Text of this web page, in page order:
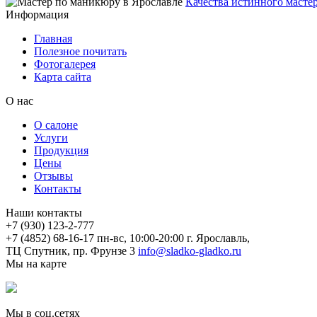
Информация
Главная
Полезное почитать
Фотогалерея
Карта сайта
О нас
О салоне
Услуги
Продукция
Цены
Отзывы
Контакты
Наши контакты
+7 (930) 123-2-777
+7 (4852) 68-16-17 пн-вс, 10:00-20:00 г. Ярославль,
ТЦ Спутник, пр. Фрунзе 3 info@sladko-gladko.ru
Мы на карте
Мы в соц.сетях